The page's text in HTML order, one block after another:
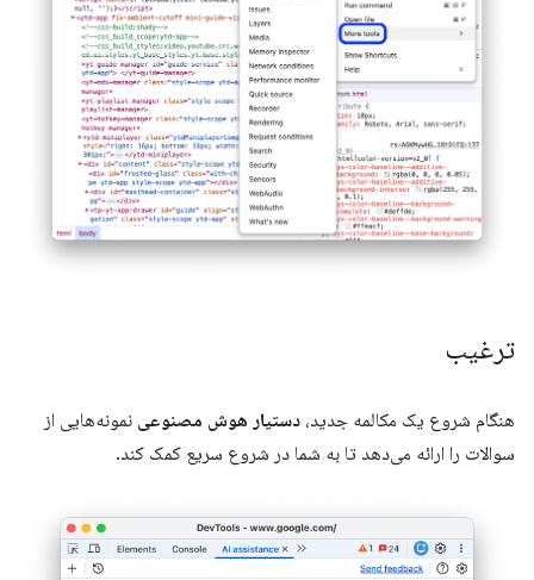
ترغیب
هنگام شروع یک مکالمه جدید، دستیار هوش مصنوعی نمونه‌هایی از
سوالات را ارائه می‌دهد تا به شما در شروع سریع کمک کند.